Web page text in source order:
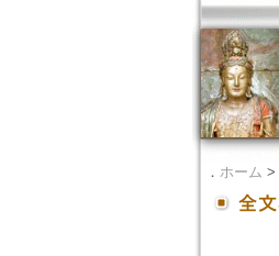
． ホーム >